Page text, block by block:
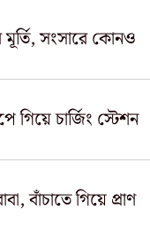
মূর্তি, সংসারে কোনও
গিয়ে চার্জিং স্টেশন
বাঁচাতে গিয়ে প্রাণ